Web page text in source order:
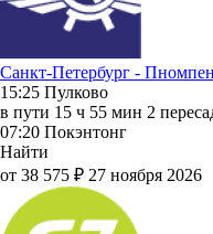
Санкт-Петербург -
15:25 Пулково
в пути 15 ч 55 мин 2
07:20 Покэнтонг
Найти
от 38 575 ₽ 27 ноября 2026